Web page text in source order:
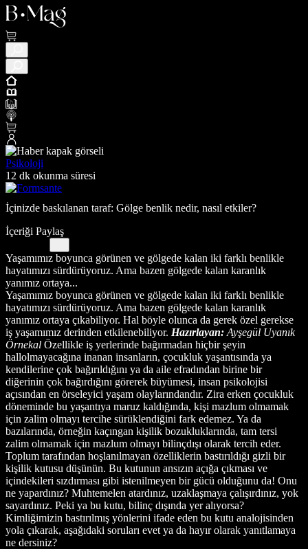
Psikoloji
12 dk okunma süresi
İçinizde baskılanan taraf: Gölge benlik nedir, nasıl etkiler?
İçeriği Paylaş
Yaşamımız boyunca görünen ve gölgede kalan iki farklı benlikle
hayatımızı sürdürüyoruz. Ama bazen gölgede kalan karanlık
yanımız ortaya...
Yaşamımız boyunca görünen ve gölgede kalan iki farklı benlikle
hayatımızı sürdürüyoruz. Ama bazen gölgede kalan karanlık
yanımız ortaya çıkabiliyor. Hal böyle olunca da gerek özel gerekse
iş yaşamımız derinden etkilenebiliyor. Hazırlayan: Ayşegül Uyanık
Örnekal Özellikle iş yerlerinde bağırmadan hiçbir şeyin
hallolmayacağına inanan insanların, çocukluk yaşantısında ya
kendilerine çok bağırıldığını ya da aile efradından birine bir
diğerinin çok bağırdığını görerek büyümesi, insan psikolojisi
açısından en örseleyici yaşam olaylarındandır. Zira erken çocukluk
döneminde bu yaşantıya maruz kaldığında, kişi mazlum olmamak
için zalim olmayı tercihe sürüklendiğini fark edemez. Ya da
bazılarında, örneğin kaçıngan kişilik bozukluklarında, tam tersi
zalim olmamak için mazlum olmayı bilinçdışı olarak tercih eder.
Toplum tarafından hoşlanılmayan özelliklerin bastırıldığı gizli bir
kişilik kutusu düşünün. Bu kutunun ansızın açığa çıkması ve
içindekileri sızdırması gibi istenilmeyen bir gücü olduğunu da! Onu
ne yapardınız? Muhtemelen atardınız, uzaklaşmaya çalışırdınız, yok
sayardınız. Peki ya bu kutu, bilinç dışında yer alıyorsa?
Kimliğimizin bastırılmış yönlerini ifade eden bu kutu analojisinden
yola çıkarak, aşağıdaki soruları evet ya da hayır olarak yanıtlamaya
ne dersiniz?